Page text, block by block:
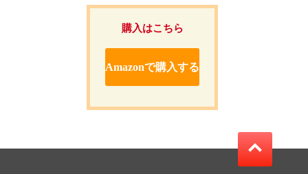
購入はこちら
Amazonで購入する